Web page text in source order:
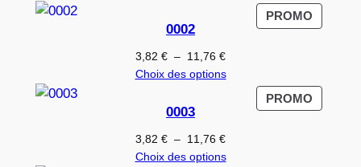
3,82 €
11,76 €
PROMO
EN
0002
3,82 € – 11,76 €Plage
de
3,82 €
11,76 €
Choix des options
PROMO
0003
3,82 € – 11,76 €Plage
de
Choix des options